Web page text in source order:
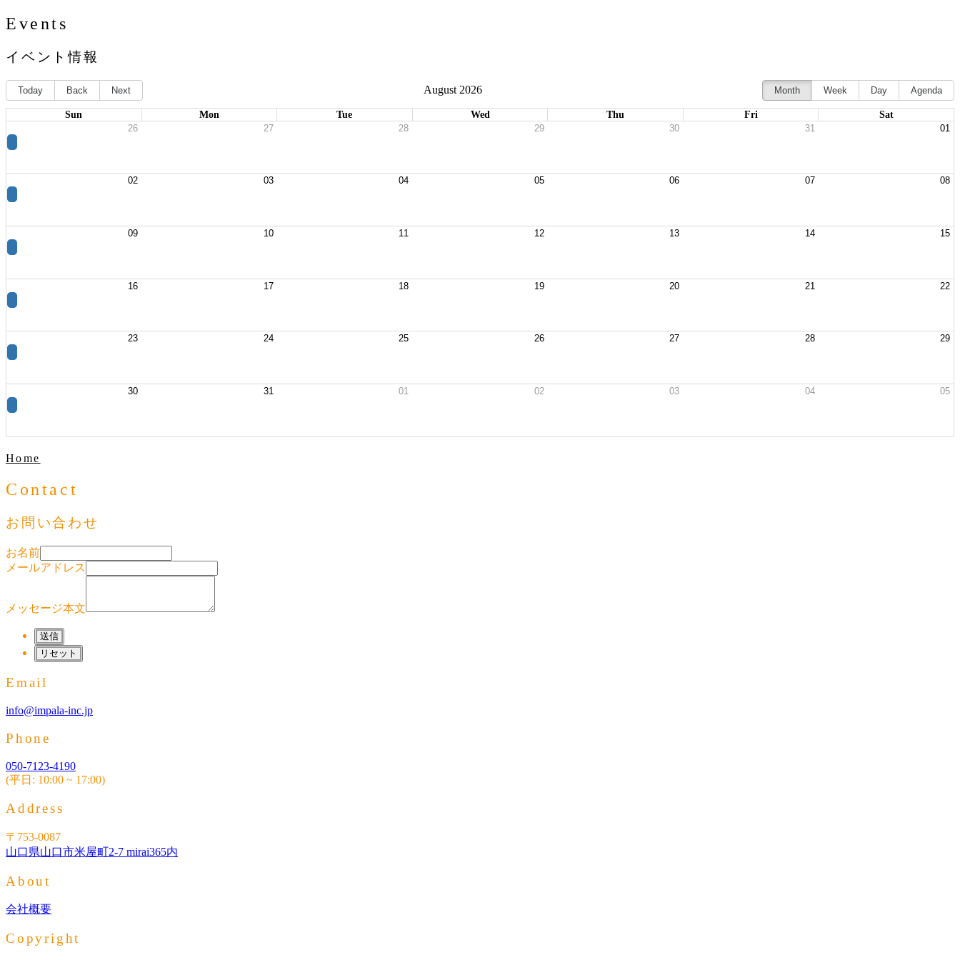
Events
イベント情報
Today Back Next August 2026 Month Week Day Agenda
Sun Mon Tue Wed Thu Fri Sat
26 27 28 29 30 31 01
02 03 04 05 06 07 08
09 10 11 12 13 14 15
16 17 18 19 20 21 22
23 24 25 26 27 28 29
30 31 01 02 03 04 05
Home
Contact
お問い合わせ
お名前
メールアドレス
メッセージ本文
Email
info@impala-inc.jp
Phone
050-7123-4190
(平日: 10:00 ~ 17:00)
Address
〒753-0087
山口県山口市米屋町2-7 mirai365内
About
会社概要
Copyright